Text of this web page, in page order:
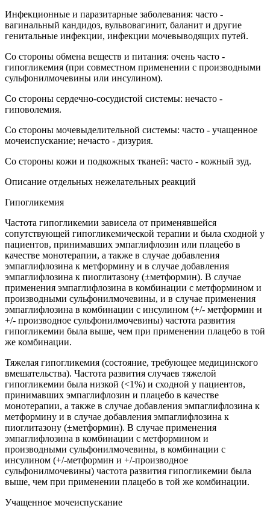
Инфекционные и паразитарные заболевания: часто -
вагинальный кандидоз, вульвовагинит, баланит и другие
генитальные инфекции, инфекции мочевыводящих путей.
Со стороны обмена веществ и питания: очень часто -
гипогликемия (при совместном применении с производными
сульфонилмочевины или инсулином).
Со стороны сердечно-сосудистой системы: нечасто -
гиповолемия.
Со стороны мочевыделительной системы: часто - учащенное
мочеиспускание; нечасто - дизурия.
Со стороны кожи и подкожных тканей: часто - кожный зуд.
Описание отдельных нежелательных реакций
Гипогликемия
Частота гипогликемии зависела от применявшейся
сопутствующей гипогликемической терапии и была сходной у
пациентов, принимавших эмпаглифлозин или плацебо в
качестве монотерапии, а также в случае добавления
эмпаглифлозина к метформину и в случае добавления
эмпаглифлозина к пиоглитазону (±метформин). В случае
применения эмпаглифлозина в комбинации с метформином и
производными сульфонилмочевины, и в случае применения
эмпаглифлозина в комбинации с инсулином (+/- метформин и
+/- производное сульфонилмочевины) частота развития
гипогликемии была выше, чем при применении плацебо в той
же комбинации.
Тяжелая гипогликемия (состояние, требующее медицинского
вмешательства). Частота развития случаев тяжелой
гипогликемии была низкой (<1%) и сходной у пациентов,
принимавших эмпаглифлозин и плацебо в качестве
монотерапии, а также в случае добавления эмпаглифлозина к
метформину и в случае добавления эмпаглифлозина к
пиоглитазону (±метформин). В случае применения
эмпаглифлозина в комбинации с метформином и
производными сульфонилмочевины, в комбинации с
инсулином (+/-метформин и +/-производное
сульфонилмочевины) частота развития гипогликемии была
выше, чем при применении плацебо в той же комбинации.
Учащенное мочеиспускание